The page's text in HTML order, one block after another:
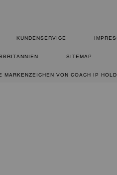
KUNDENSERVICE
SITEMAP
VON COACH IP